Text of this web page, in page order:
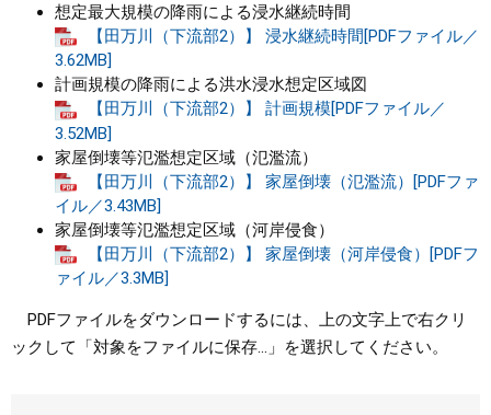
想定最大規模の降雨による浸水継続時間
【田万川（下流部2）】 浸水継続時間[PDFファイル／
3.62MB]
計画規模の降雨による洪水浸水想定区域図
【田万川（下流部2）】 計画規模[PDFファイル／
3.52MB]
家屋倒壊等氾濫想定区域（氾濫流）
【田万川（下流部2）】 家屋倒壊（氾濫流）[PDFファ
イル／3.43MB]
家屋倒壊等氾濫想定区域（河岸侵食）
【田万川（下流部2）】 家屋倒壊（河岸侵食）[PDFフ
ァイル／3.3MB]
PDFファイルをダウンロードするには、上の文字上で右クリ
ックして「対象をファイルに保存...」を選択してください。